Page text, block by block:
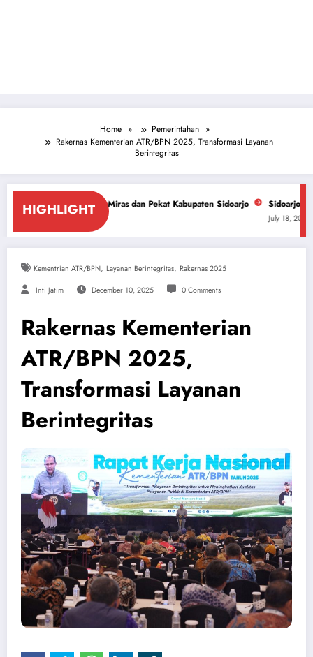
Home
Pemerintahan
Rakernas Kementerian ATR/BPN 2025, Transformasi Layanan
Berintegritas
HIGHLIGHT
Miras dan Pekat Kabupaten Sidoarjo Sidoarjo Darurat Miras dan
Kementrian ATR/BPN, Layanan Berintegritas, Rakernas 2025
Inti Jatim December 10, 2025 0 Comments
Rakernas Kementerian
ATR/BPN 2025,
Transformasi Layanan
Berintegritas